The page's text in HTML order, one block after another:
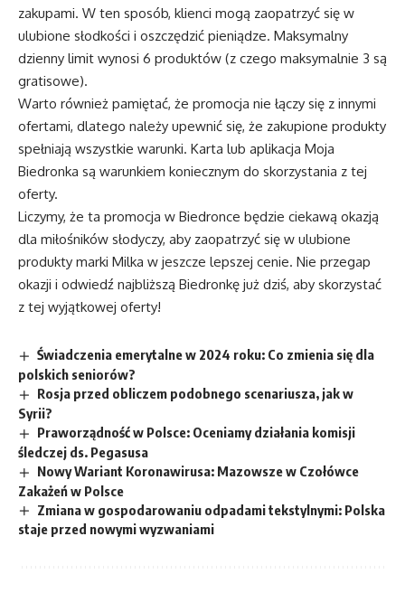
zakupami. W ten sposób, klienci mogą zaopatrzyć się w
ulubione słodkości i oszczędzić pieniądze. Maksymalny
dzienny limit wynosi 6 produktów (z czego maksymalnie 3 są
gratisowe).
Warto również pamiętać, że promocja nie łączy się z innymi
ofertami, dlatego należy upewnić się, że zakupione produkty
spełniają wszystkie warunki. Karta lub aplikacja Moja
Biedronka są warunkiem koniecznym do skorzystania z tej
oferty.
Liczymy, że ta promocja w Biedronce będzie ciekawą okazją
dla miłośników słodyczy, aby zaopatrzyć się w ulubione
produkty marki Milka w jeszcze lepszej cenie. Nie przegap
okazji i odwiedź najbliższą Biedronkę już dziś, aby skorzystać
z tej wyjątkowej oferty!
Świadczenia emerytalne w 2024 roku: Co zmienia się dla
polskich seniorów?
Rosja przed obliczem podobnego scenariusza, jak w
Syrii?
Praworządność w Polsce: Oceniamy działania komisji
śledczej ds. Pegasusa
Nowy Wariant Koronawirusa: Mazowsze w Czołówce
Zakażeń w Polsce
Zmiana w gospodarowaniu odpadami tekstylnymi: Polska
staje przed nowymi wyzwaniami